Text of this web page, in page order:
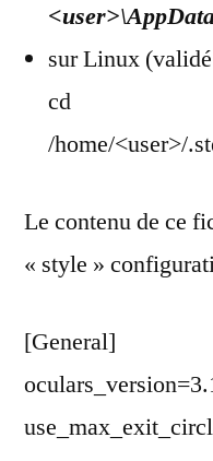
sur Linux
cd
/home/<user>/
Le contenu de ce
« style »
[General]